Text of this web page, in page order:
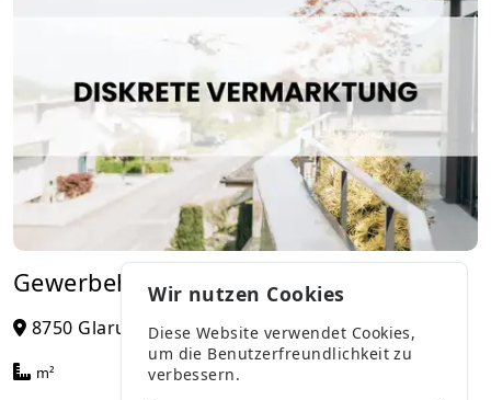
Gewerbehit mit Potential
8750 Glarus
m² Zimmer
Wir nutzen Cookies
Diese Website verwendet Cookies,
um die Benutzerfreundlichkeit zu
verbessern.